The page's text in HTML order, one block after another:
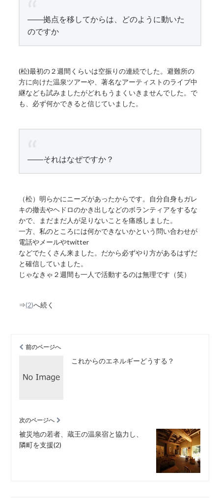
――拠点を移してからは、どのように動いた
のですか
(松)最初の２週間くらいは空振りの連続でした。避難所の
方に向けた温泉ツアーや、著名なアーティストのライブ中
継なども試みましたがどれもうまくいきませんでした。で
も、必ず何かできると信じていました。
――それはなぜですか？
（松）明らかにニーズがあったからです。自分自身もガレ
キの撤去やヘドロのかき出しなどのボランティアをするな
かで、まだまだ人が足りないことを痛感しました。
一方、私のところには何かできないかという問い合わせが
電話やメールやtwitter
などでたくさん来ました。だから必ずやり方があるはずだ
と確信していました。
じゃなきゃ２週間も一人で活動するのは無理です（笑）
⇒(2)へ続く
前のページへ
これからのエネルギーどうする？
次のページへ
被災地の若者、蔵王の温泉宿と協力し、
隣町を支援(2)